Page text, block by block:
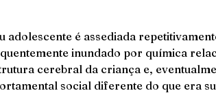
adolescente é assediada
inundado por química
cerebral da criança e,
social diferente do que era